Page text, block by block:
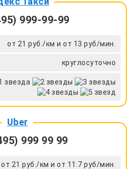
999-99-99
от 21 руб./км и от 13 руб/мин.
круглосуточно
Uber
999 99 99
от 21 руб./км и от 11.7 руб/мин.